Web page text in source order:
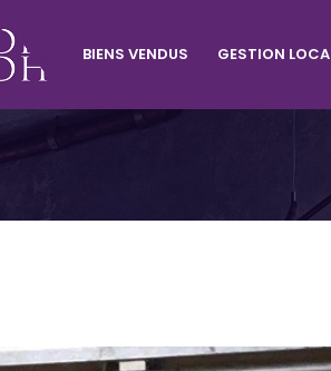
Terrains
Appartement
BIENS VENDUS GESTION
Visiter le site de l'agence du